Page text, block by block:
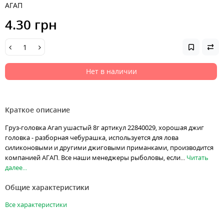
АГАП
4.30 грн
Нет в наличии
Краткое описание
Груз-головка Агап ушастый 8г артикул 22840029, хорошая джиг
головка - разборная чебурашка, используется для лова
силиконовыми и другими джиговыми приманками, производится
компанией АГАП. Все наши менеджеры рыболовы, если... Читать
далее...
Общие характеристики
Все характеристики